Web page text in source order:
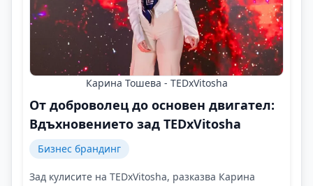
Карина Тошева - TEDxVitosha
От доброволец до основен двигател:
Вдъхновението зад TEDxVitosha
Бизнес брандинг
Зад кулисите на TEDxVitosha, разказва Карина